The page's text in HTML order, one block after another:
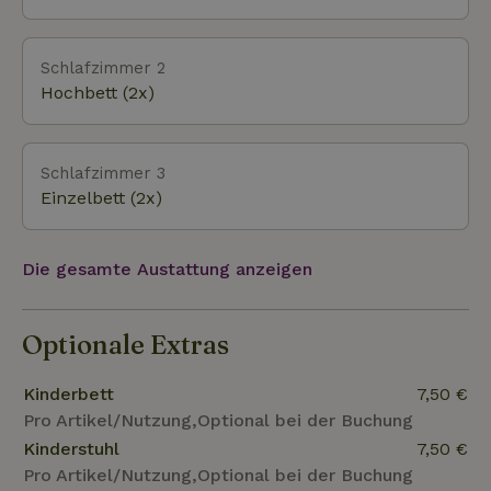
Oosterscheldekering, das Prunkstück der
Deltawerke, mit seinem Informations- und
Vergnügungspark "Neeltje Jans". Ländliche Dörfer
wie Veere und Domburg sind mit dem Fahrrad zu
Schlafzimmer 2
Hochbett (2x)
Schlafzimmer 3
Einzelbett (2x)
Die gesamte Austattung anzeigen
Optionale Extras
Kinderbett
Pro Artikel/Nutzung,Optional bei der Buchung
7,50 €
Kinderstuhl
Pro Artikel/Nutzung,Optional bei der Buchung
7,50 €